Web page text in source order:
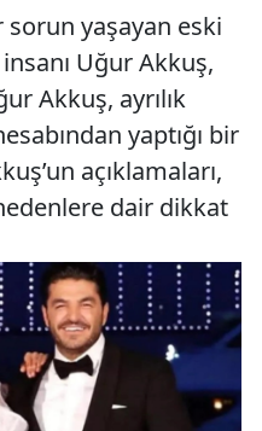
yaşayan eski
Uğur Akkuş,
Akkuş, ayrılık
yaptığı bir
açıklamaları,
dair dikkat